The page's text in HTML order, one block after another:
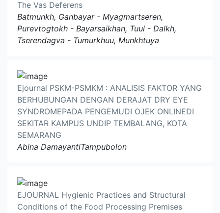
The Vas Deferens
Batmunkh, Ganbayar - Myagmartseren,
Purevtogtokh - Bayarsaikhan, Tuul - Dalkh,
Tserendagva - Tumurkhuu, Munkhtuya
Ejournal PSKM-PSMKM : ANALISIS FAKTOR YANG
BERHUBUNGAN DENGAN DERAJAT DRY EYE
SYNDROMEPADA PENGEMUDI OJEK ONLINEDI
SEKITAR KAMPUS UNDIP TEMBALANG, KOTA
SEMARANG
Abina DamayantiTampubolon
EJOURNAL Hygienic Practices and Structural
Conditions of the Food Processing Premises